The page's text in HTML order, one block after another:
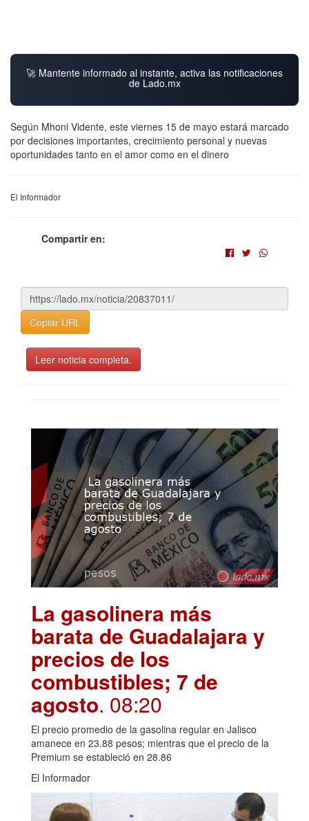
🚀 Mantente informado al instante, activa las notificaciones
de Lado.mx
Según Mhoni Vidente, este viernes 15 de mayo estará marcado
por decisiones importantes, crecimiento personal y nuevas
oportunidades tanto en el amor como en el dinero
El Informador
Compartir en:
Copiar URL
Leer noticia completa.
La gasolinera más
barata de Guadalajara y
precios de los
combustibles; 7 de
agosto. 08:20
El precio promedio de la gasolina regular en Jalisco
amanece en 23.88 pesos; mientras que el precio de la
Premium se estableció en 28.86
El Informador